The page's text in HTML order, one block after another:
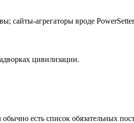
сайты-агрегаторы вроде
цивилизации.
есть список обязательных